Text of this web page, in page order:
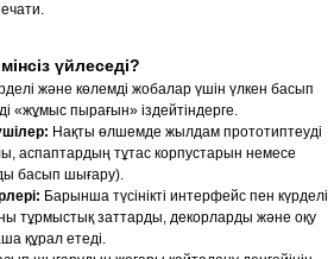
үйлеседі?
және көлемді жобалар үшін үлкен басып
«жұмыс пырағын» іздейтіндерге.
Нақты өлшемде жылдам прототиптеуді
аспаптардың тұтас корпустарын немесе
басып шығару).
Барынша түсінікті интерфейс пен күрделі
тұрмыстық заттарды, декорларды және оқу
құрал етеді.